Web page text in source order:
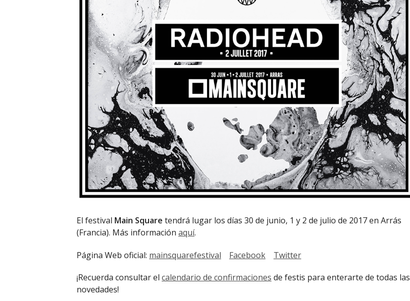
El festival Main Square tendrá lugar los días 30 de junio, 1 y 2 de julio de 2017 en Arrás
(Francia). Más información aquí.
Página Web oficial: mainsquarefestival Facebook Twitter
¡Recuerda consultar el calendario de confirmaciones de festis para enterarte de todas las
novedades!